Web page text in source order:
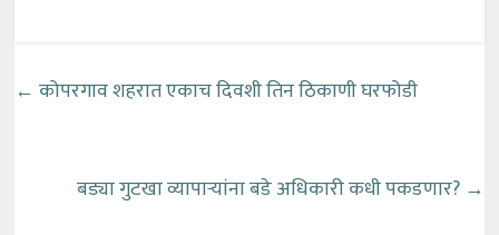
← कोपरगाव शहरात एकाच दिवशी तिन ठिकाणी घरफोडी
बड्या गुटखा व्यापाऱ्यांना बडे अधिकारी कधी पकडणार? →